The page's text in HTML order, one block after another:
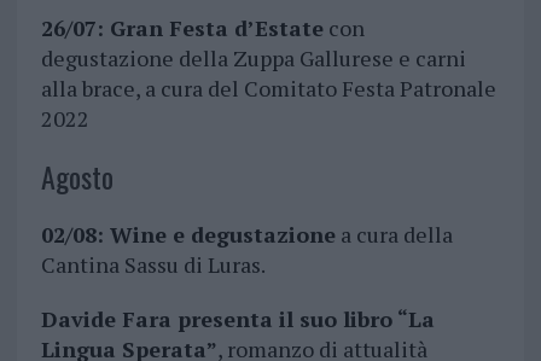
26/07: Gran Festa d’Estatecon
degustazione della Zuppa Gallurese e carni
alla brace, a cura del Comitato Festa Patronale
2022
Agosto
02/08: Wine e degustazionea cura della
Cantina Sassu di Luras.
Davide Fara presenta il suo libro “La
Lingua Sperata”, romanzo di attualità